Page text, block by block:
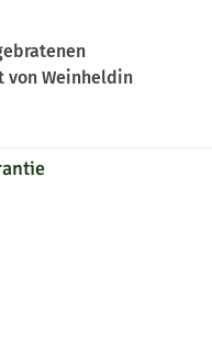
von Weinheldin